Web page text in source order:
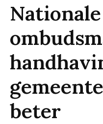
Nationale
beter